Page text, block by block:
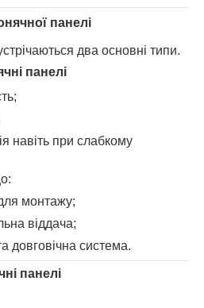
панелі
два основні типи.
панелі
навіть при слабкому
монтажу;
віддача;
довговічна система.
панелі